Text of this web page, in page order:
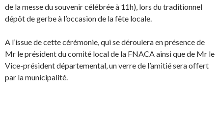
de la messe du souvenir célébrée à 11h), lors du traditionnel
dépôt de gerbe à l’occasion de la fête locale.
A l’issue de cette cérémonie, qui se déroulera en présence de
Mr le président du comité local de la FNACA ainsi que de Mr le
Vice-président départemental, un verre de l’amitié sera offert
par la municipalité.